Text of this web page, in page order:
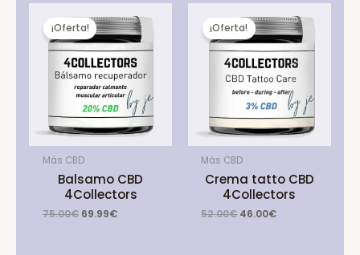
¡Oferta!
Más CBD
Balsamo CBD
4Collectors
75.00€ Original
69.99€Current
¡Oferta!
Más CBD
Crema tatto CBD
4Collectors
52.00€ Original
46.00€Current